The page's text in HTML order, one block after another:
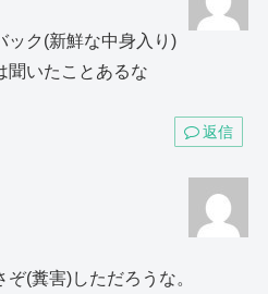
ック(新鮮な中身入り)
聞いたことあるな
返信
(糞害)しただろうな。